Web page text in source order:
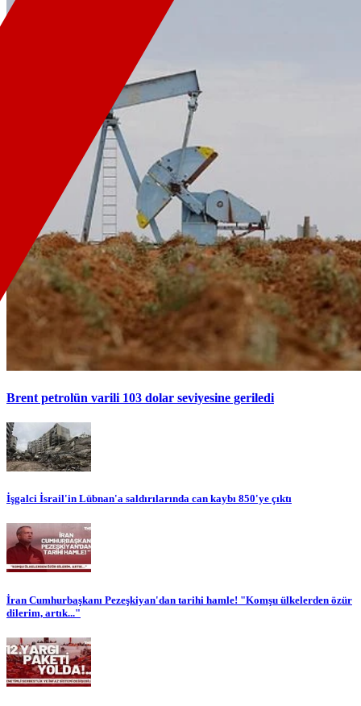
Brent petrolün varili 103 dolar seviyesine geriledi
İşgalci İsrail'in Lübnan'a saldırılarında can kaybı 850'ye çıktı
İran Cumhurbaşkanı Pezeşkiyan'dan tarihi hamle! "Komşu ülkelerden özür
dilerim, artık..."